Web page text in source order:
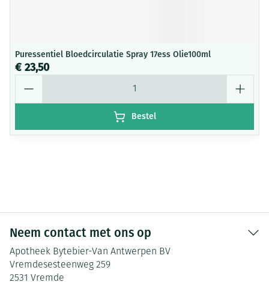
Puressentiel Bloedcirculatie Spray 17ess Olie100ml
€ 23,50
Bestel
Neem contact met ons op
Apotheek Bytebier-Van Antwerpen BV
Vremdesesteenweg 259
2531 Vremde